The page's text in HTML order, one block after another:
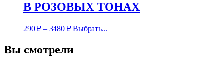
В РОЗОВЫХ ТОНАХ
290 ₽ – 3480 ₽ Выбрать...
Вы смотрели